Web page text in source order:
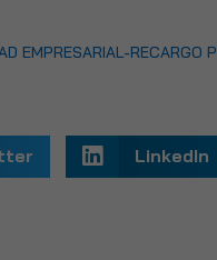
EMPRESARIAL-RECARGO
LinkedIn